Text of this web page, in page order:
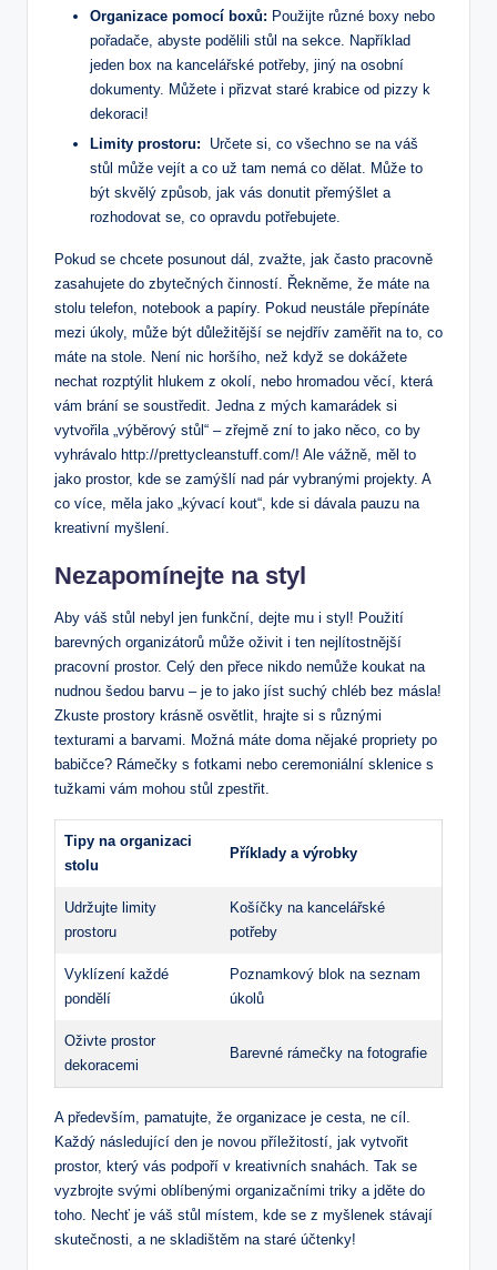
Organizace ⁤pomocí boxů: ‍Použijte různé boxy nebo
pořadače, abyste podělili stůl na sekce. Například
jeden box na kancelářské potřeby, jiný na⁤ osobní
dokumenty. Můžete i přizvat staré ⁣krabice⁤ od pizzy k
dekoraci!
Limity prostoru: ‍ Určete si, ​co všechno se na váš
stůl⁣ může vejít a co už tam nemá co ⁢dělat. Může to
být skvělý⁤ způsob, jak vás donutit přemýšlet a
rozhodovat se, co‌ opravdu potřebujete.
Pokud se chcete posunout dál, zvažte, jak často pracovně
zasahujete do zbytečných činností. Řekněme, ⁣že máte na
stolu telefon, notebook a papíry. Pokud neustále přepínáte
mezi úkoly, ⁣může být důležitější se nejdřív zaměřit​ na to, co
máte na‌ stole. Není nic horšího, než když se dokážete
nechat ‌rozptýlit hlukem z okolí, nebo hromadou věcí, která
⁤vám brání se soustředit. Jedna z mých kamarádek si
vytvořila „výběrový stůl“ – zřejmě zní to jako něco, co by
vyhrávalo http://prettycleanstuff.com/! Ale vážně, měl to
jako ​prostor, kde se zamýšlí nad pár vybranými projekty. A
co ⁣více, měla jako⁢ „kývací kout“, kde si dávala pauzu na
kreativní myšlení.
Nezapomínejte na styl
Aby váš stůl nebyl jen funkční, dejte mu i styl!‌ Použití
barevných organizátorů může oživit i ten nejlítostnější
pracovní prostor. Celý den přece nikdo ⁢nemůže koukat na
nudnou šedou barvu – je to ​jako⁤ jíst suchý ‍chléb bez másla!
Zkuste prostory krásně osvětlit, hrajte si s různými
texturami a barvami. Možná máte doma‍ nějaké propriety po
babičce? Rámečky s fotkami nebo ceremoniální ⁢sklenice s
tužkami vám⁣ mohou stůl zpestřit.‍
Tipy‌ na ‍organizaci
stolu
Příklady a výrobky
Udržujte limity
prostoru
Košíčky na kancelářské
⁢potřeby
Vyklízení každé
pondělí
Poznamkový blok na seznam
úkolů
Oživte prostor‍
dekoracemi
Barevné‌ rámečky na fotografie
A především, pamatujte, že organizace je cesta, ne cíl.
Každý následující den je novou příležitostí, ‍jak vytvořit
prostor, který vás ‍podpoří v kreativních snahách. Tak se‌
vyzbrojte svými oblíbenými organizačními‍ triky a jděte do
toho. Nechť je ⁣váš stůl místem, kde se z myšlenek stávají
skutečnosti, a ne skladištěm ‌na staré účtenky!